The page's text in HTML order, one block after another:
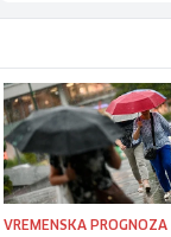
VREMENSKA PROGNOZA